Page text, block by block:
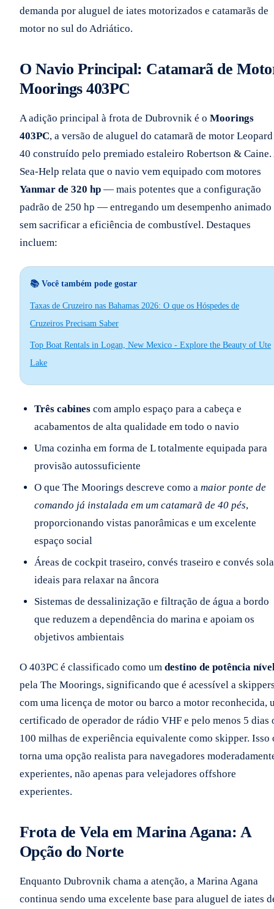
demanda por aluguel de iates motorizados e catamarãs de
motor no sul do Adriático.
O Navio Principal: Catamarã de
Moorings 403PC
A adição principal à frota de Dubrovnik é o Moorings
403PC, a versão de aluguel do catamarã de motor Leopard
40 construído pelo premiado estaleiro Robertson & Caine.
Sea-Help relata que o navio vem equipado com motores
Yanmar de 320 hp — mais potentes que a configuração
padrão de 250 hp — entregando um desempenho animado
sem sacrificar a eficiência de combustível. Destaques
incluem:
📚 Você também pode gostar
Taxas de Cruzeiro nas Bahamas 2026: O que os Hóspedes de
Cruzeiros Precisam Saber
Top Boat Rentals in Logan, New Mexico - Explore the Beauty of Ute
Lake
Três cabines com amplo espaço para a cabeça e
acabamentos de alta qualidade em todo o navio
Uma cozinha em forma de L totalmente equipada para
provisão autossuficiente
O que The Moorings descreve como a maior ponte de
comando já instalada em um catamarã de 40 pés,
proporcionando vistas panorâmicas e um excelente
espaço social
Áreas de cockpit traseiro, convés traseiro e convés
ideais para relaxar na âncora
Sistemas de dessalinização e filtração de água a bordo
que reduzem a dependência do marina e apoiam os
objetivos ambientais
O 403PC é classificado como um destino de potência
pela The Moorings, significando que é acessível a
com uma licença de motor ou barco a motor reconhecida,
certificado de operador de rádio VHF e pelo menos 5 dias
100 milhas de experiência equivalente como skipper. Isso
torna uma opção realista para navegadores
experientes, não apenas para velejadores offshore
experientes.
Frota de Vela em Marina Agana: A
Opção do Norte
Enquanto Dubrovnik chama a atenção, a Marina Agana
continua sendo uma excelente base para aluguel de iates